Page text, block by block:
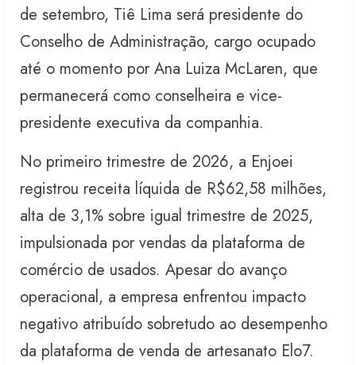
de setembro, Tiê Lima será presidente do
Conselho de Administração, cargo ocupado
até o momento por Ana Luiza McLaren, que
permanecerá como conselheira e vice-
presidente executiva da companhia.
No primeiro trimestre de 2026, a Enjoei
registrou receita líquida de R$62,58 milhões,
alta de 3,1% sobre igual trimestre de 2025,
impulsionada por vendas da plataforma de
comércio de usados. Apesar do avanço
operacional, a empresa enfrentou impacto
negativo atribuído sobretudo ao desempenho
da plataforma de venda de artesanato Elo7.